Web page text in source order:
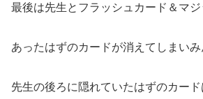
最後は先生とフラッシュカード＆マジ
あったはずのカードが消えてしまいみ
先生の後ろに隠れていたはずのカー